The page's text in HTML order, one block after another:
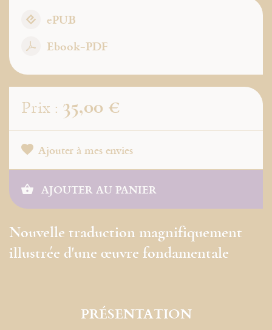
ePUB
Ebook-PDF
Prix : 35,00 €
Ajouter à mes envies
AJOUTER AU PANIER
Nouvelle traduction magnifiquement
illustrée d'une œuvre fondamentale
PRÉSENTATION